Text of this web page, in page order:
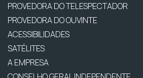
PROVEDORA DO TELESPECTADOR
PROVEDORA DO OUVINTE
ACESSIBILIDADES
SATÉLITES
A EMPRESA